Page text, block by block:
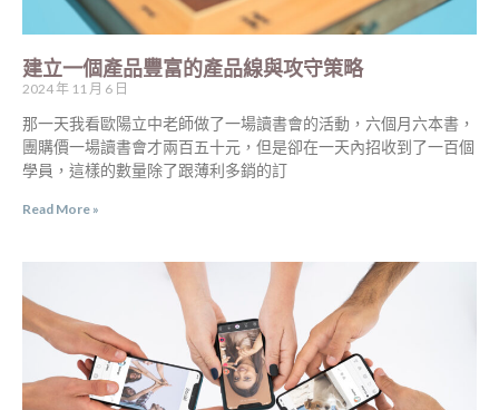
建立一個產品豐富的產品線與攻守策略
2024 年 11 月 6 日
那一天我看歐陽立中老師做了一場讀書會的活動，六個月六本書，
團購價一場讀書會才兩百五十元，但是卻在一天內招收到了一百個
學員，這樣的數量除了跟薄利多銷的訂
Read More »